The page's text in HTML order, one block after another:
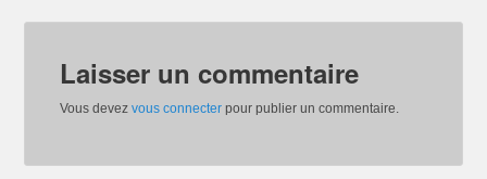
Laisser un commentaire
Vous devezvous connecter pour publier un commentaire.